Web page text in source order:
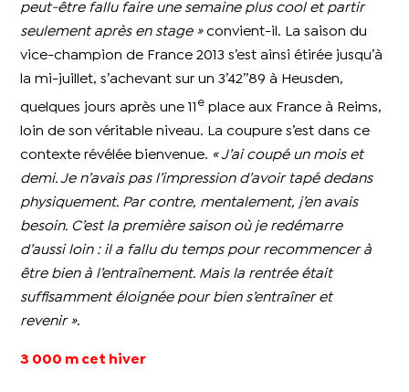
peut-être fallu faire une semaine plus cool et partir
seulement après en stage »convient-il. La saison du
vice-champion de France 2013 s’est ainsi étirée jusqu’à
la mi-juillet, s’achevant sur un 3’42’’89 à Heusden,
quelques jours après une 11 e place aux France à Reims,
loin de son véritable niveau. La coupure s’est dans ce
contexte révélée bienvenue. « J’ai coupé un mois et
demi. Je n’avais pas l’impression d’avoir tapé dedans
physiquement. Par contre, mentalement, j’en avais
besoin. C’est la première saison où je redémarre
d’aussi loin : il a fallu du temps pour recommencer à
être bien à l’entraînement. Mais la rentrée était
suffisamment éloignée pour bien s’entraîner et
revenir ».
3 000 m cet hiver